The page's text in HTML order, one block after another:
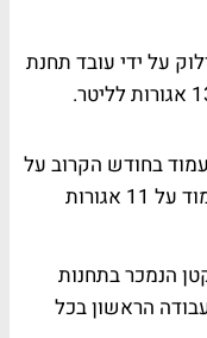
על ידי עובד תחנת
באוקטן 95 באילת יעמוד בחודש הקרוב על
5.59 שקל, כאשר עמלת התדלוק תעמוד על 11 אגורות
על מחיר בנזין 95 אוקטן הנמכר בתחנות
הראשון בכל